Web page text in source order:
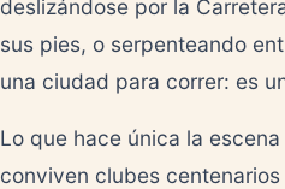
deslizándose por la
sus pies, o serpenteando
una ciudad para correr: es
Lo que hace única la
conviven clubes